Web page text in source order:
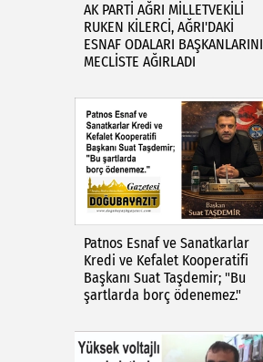
AK PARTİ AĞRI MİLLETVEKİLİ
RUKEN KİLERCİ, AĞRI'DAKİ
ESNAF ODALARI BAŞKANLARINI
MECLİSTE AĞIRLADI
Patnos Esnaf ve Sanatkarlar
Kredi ve Kefalet Kooperatifi
Başkanı Suat Taşdemir; "Bu
şartlarda borç ödenemez."